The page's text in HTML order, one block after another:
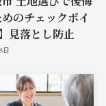
のチェックポイ
見落とし防止
日